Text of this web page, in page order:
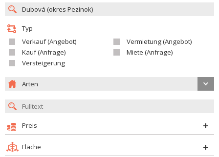
Typ
Verkauf (Angebot)
Vermietung (Angebot)
Kauf (Anfrage)
Miete (Anfrage)
Versteigerung
Arten
Preis
Fläche